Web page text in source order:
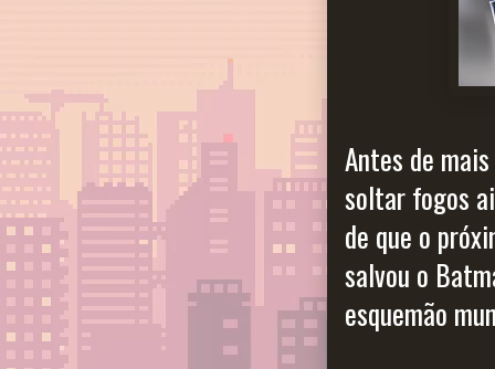
Antes de
soltar fogos
de que o
salvou o
esquemão